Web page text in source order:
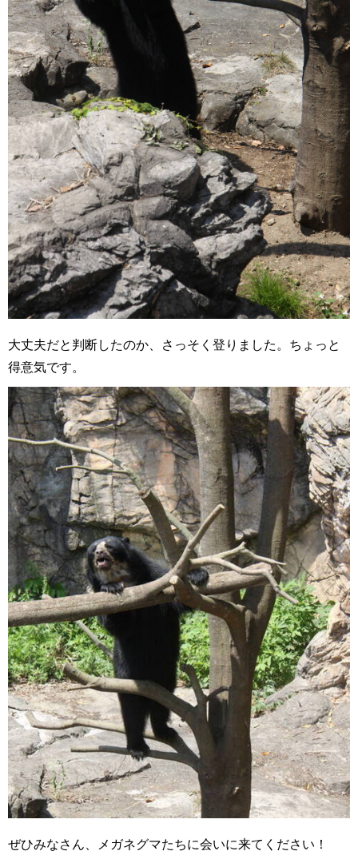
大丈夫だと判断したのか、さっそく登りました。ちょっと
得意気です。
ぜひみなさん、メガネグマたちに会いに来てください！